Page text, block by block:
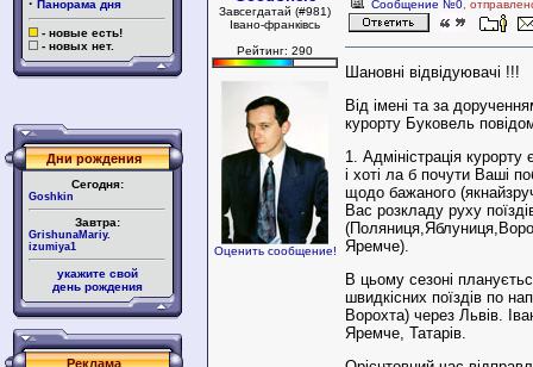
· Панорама дня
- новые есть!
- новых нет.
Дни рождения
Сегодня:
Goshkin
Завтра:
GrishunaMariy.
izumiya1
укажите свой
день рождения
Реклама
Завсегдатай (#981)
Івано-франківсь
Рейтинг: 290
Оценить сообщение!
Сообщение №0 ,
Шановні відвідуювачі !!!
Від імені та за
курорту Буковель
1. Адміністрація
і хоті ла б почути Ваші
щодо бажаного
Вас розкладу руху
Яремче).
В цьому сезоні
швидкісних поїздів по
Ворохта) через Львів.
Яремче, Татарів.